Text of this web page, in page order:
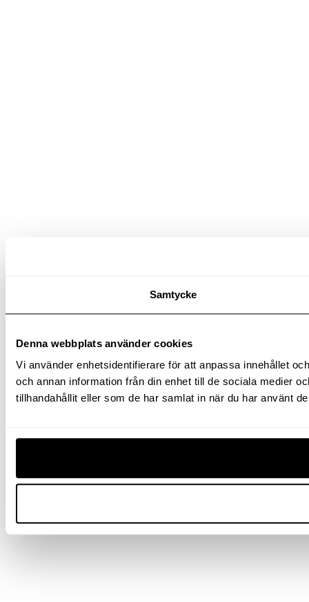
Samtycke
Denna webbplats använder cookies
Vi använder enhetsidentifierare för att anpassa innehållet
och annan information från din enhet till de sociala medier
tillhandahållit eller som de har samlat in när du har använt